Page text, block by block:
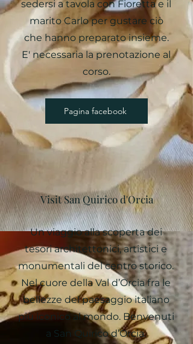
sedersi a tavola con Fioretta e il
marito Carlo per gustare ciò
che hanno preparato insieme.
E' necessaria la prenotazione al
corso.
Pagina facebook
Visit San Quirico d'Orcia
Un viaggio alla scoperta dei
tesori architettonici, artistici e
monumentali del centro storico.
Nel cuore della Val d’Orcia fra le
bellezze del paesaggio italiano
più iconico al mondo. Benvenuti
a San Quirico d’Orcia.